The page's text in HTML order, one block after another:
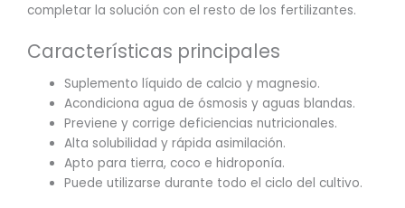
completar la solución con el resto de los fertilizantes.
Características principales
Suplemento líquido de calcio y magnesio.
Acondiciona agua de ósmosis y aguas blandas.
Previene y corrige deficiencias nutricionales.
Alta solubilidad y rápida asimilación.
Apto para tierra, coco e hidroponía.
Puede utilizarse durante todo el ciclo del cultivo.